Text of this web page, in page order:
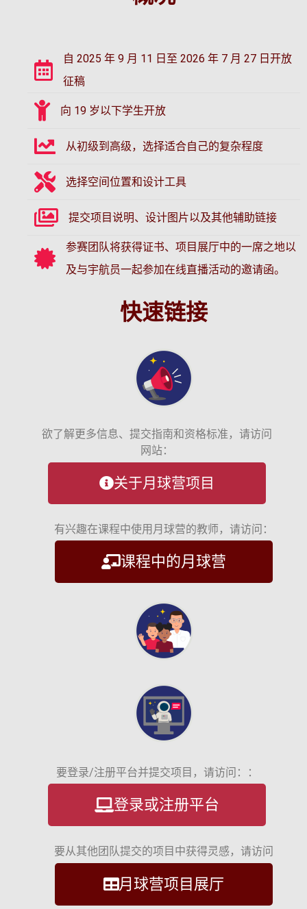
自 2025 年 9 月 11 日至 2026 年 7 月 27 日开放
征稿
向 19 岁以下学生开放
从初级到高级，选择适合自己的复杂程度
选择空间位置和设计工具
提交项目说明、设计图片以及其他辅助链接
参赛团队将获得证书、项目展厅中的一席之地以
及与宇航员一起参加在线直播活动的邀请函。
快速链接
欲了解更多信息、提交指南和资格标准，请访问
网站：
关于月球营项目
有兴趣在课程中使用月球营的教师，请访问：
课程中的月球营
要登录/注册平台并提交项目，请访问：：
登录或注册平台
要从其他团队提交的项目中获得灵感，请访问
月球营项目展厅